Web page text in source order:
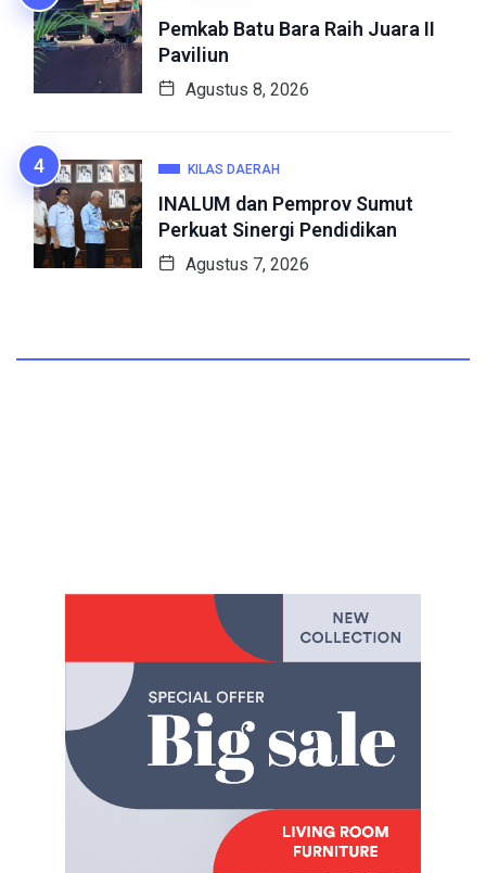
Pemkab Batu Bara Raih Juara II
Paviliun
Agustus 8, 2026
KILAS DAERAH
INALUM dan Pemprov Sumut
Perkuat Sinergi Pendidikan
Agustus 7, 2026